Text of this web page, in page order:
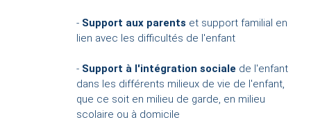
- Support aux parents et support familial en
lien avec les difficultés de l'enfant
- Support à l'intégration sociale de l'enfant
dans les différents milieux de vie de l'enfant,
que ce soit en milieu de garde, en milieu
scolaire ou à domicile